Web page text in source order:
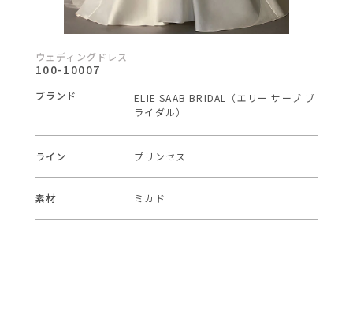
ウェディングドレス
100-10007
ブランド
ELIE SAAB BRIDAL（エリー サーブ ブ
ライダル）
ライン プリンセス
素材 ミカド